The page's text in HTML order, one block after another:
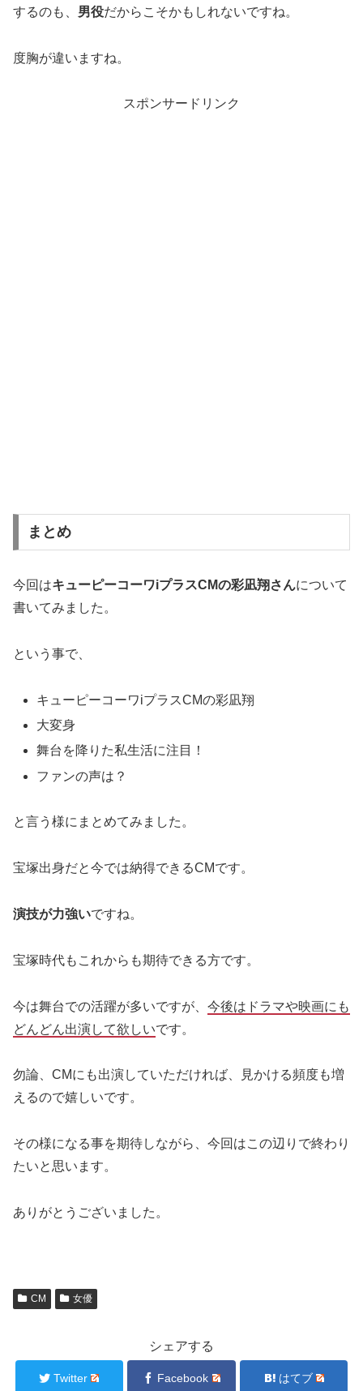
するのも、 男役だからこそかもしれないですね。
度胸が違いますね。
スポンサードリンク
まとめ
今回はキューピーコーワiプラスCMの彩凪翔さんについて
書いてみました。
という事で、
キューピーコーワiプラスCMの彩凪翔
大変身
舞台を降りた私生活に注目！
ファンの声は？
と言う様にまとめてみました。
宝塚出身だと今では納得できるCMです。
演技が力強いですね。
宝塚時代もこれからも期待できる方です。
今は舞台での活躍が多いですが、 今後はドラマや映画にも
どんどん出演して欲しいです。
勿論、CMにも出演していただければ、見かける頻度も増
えるので嬉しいです。
その様になる事を期待しながら、今回はこの辺りで終わり
たいと思います。
ありがとうございました。
CM 女優
シェアする
Twitter Facebook はてブ